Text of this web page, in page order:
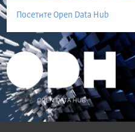
Посетите Open Data Hub